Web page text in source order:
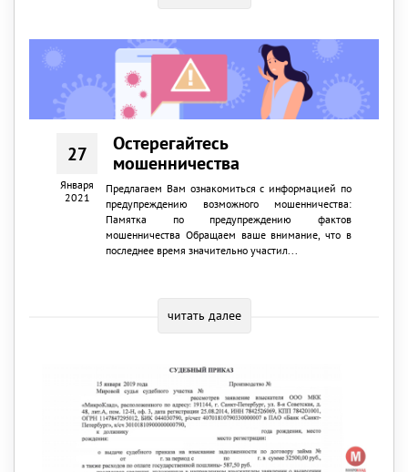
27
Января
2021
Остерегайтесь
мошенничества
Предлагаем Вам ознакомиться с информацией по
предупреждению возможного мошенничества:
Памятка по предупреждению фактов
мошенничества Обращаем ваше внимание, что в
последнее время значительно участил...
читать далее